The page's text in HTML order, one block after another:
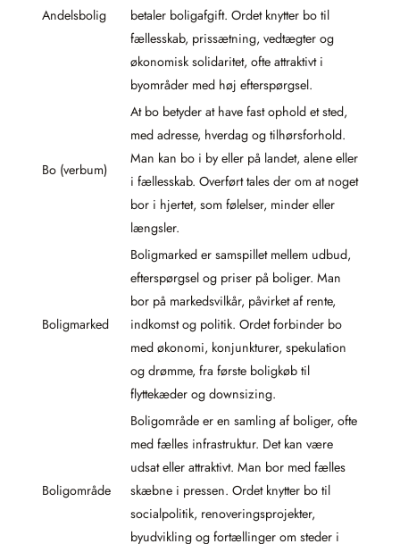
Andelsbolig
betaler boligafgift. Ordet knytter bo til
fællesskab, prissætning, vedtægter og
økonomisk solidaritet, ofte attraktivt i
byområder med høj efterspørgsel.
Bo (verbum)
At bo betyder at have fast ophold et sted,
med adresse, hverdag og tilhørsforhold.
Man kan bo i by eller på landet, alene eller
i fællesskab. Overført tales der om at noget
bor i hjertet, som følelser, minder eller
længsler.
Boligmarked
Boligmarked er samspillet mellem udbud,
efterspørgsel og priser på boliger. Man
bor på markedsvilkår, påvirket af rente,
indkomst og politik. Ordet forbinder bo
med økonomi, konjunkturer, spekulation
og drømme, fra første boligkøb til
flyttekæder og downsizing.
Boligområde
Boligområde er en samling af boliger, ofte
med fælles infrastruktur. Det kan være
udsat eller attraktivt. Man bor med fælles
skæbne i pressen. Ordet knytter bo til
socialpolitik, renoveringsprojekter,
byudvikling og fortællinger om steder i